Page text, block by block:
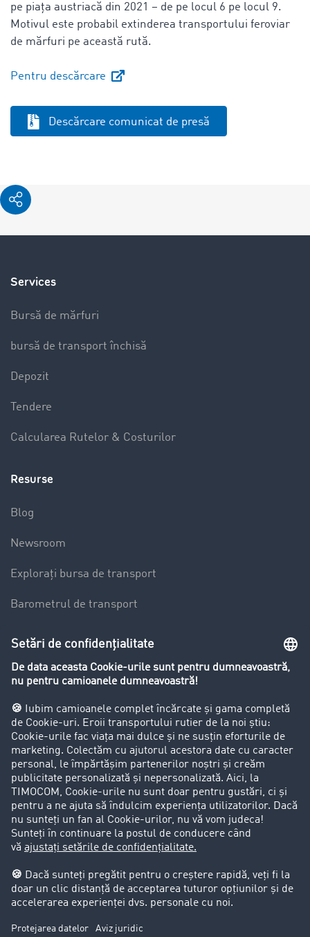
pe piața austriacă din 2021 – de pe locul 6 pe locul 9.
Motivul este probabil extinderea transportului feroviar
de mărfuri pe această rută.
Pentru descărcare
Descărcare comunicat de presă
Services
Bursă de mărfuri
bursă de transport închisă
Depozit
Tendere
Calcularea Rutelor & Costurilor
Resurse
Blog
Newsroom
Explorați bursa de transport
Barometrul de transport
Lexicon de Transport
Restricții de circulație pentru autocamioane
Firma
Success Stories
Clienții aduc clienți
Aspecte legale
Impressum
Protecția datelor
Cookie-Einstellungen